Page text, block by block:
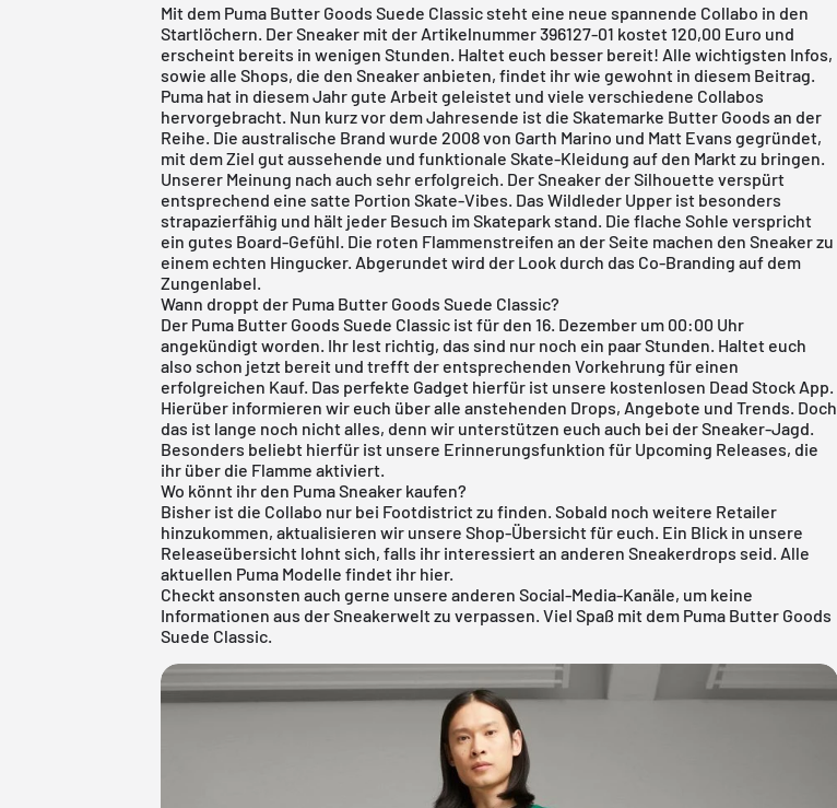
Mit dem Puma Butter Goods Suede Classic steht eine neue spannende Collabo in den
Startlöchern. Der Sneaker mit der Artikelnummer 396127-01 kostet 120,00 Euro und
erscheint bereits in wenigen Stunden. Haltet euch besser bereit! Alle wichtigsten Infos,
sowie alle Shops, die den Sneaker anbieten, findet ihr wie gewohnt in diesem Beitrag.
Puma hat in diesem Jahr gute Arbeit geleistet und viele verschiedene Collabos
hervorgebracht. Nun kurz vor dem Jahresende ist die Skatemarke Butter Goods an der
Reihe. Die australische Brand wurde 2008 von Garth Marino und Matt Evans gegründet,
mit dem Ziel gut aussehende und funktionale Skate-Kleidung auf den Markt zu bringen.
Unserer Meinung nach auch sehr erfolgreich. Der Sneaker der Silhouette verspürt
entsprechend eine satte Portion Skate-Vibes. Das Wildleder Upper ist besonders
strapazierfähig und hält jeder Besuch im Skatepark stand. Die flache Sohle verspricht
ein gutes Board-Gefühl. Die roten Flammenstreifen an der Seite machen den Sneaker zu
einem echten Hingucker. Abgerundet wird der Look durch das Co-Branding auf dem
Zungenlabel.
Wann droppt der Puma Butter Goods Suede Classic?
Der Puma Butter Goods Suede Classic ist für den 16. Dezember um 00:00 Uhr
angekündigt worden. Ihr lest richtig, das sind nur noch ein paar Stunden. Haltet euch
also schon jetzt bereit und trefft der entsprechenden Vorkehrung für einen
erfolgreichen Kauf. Das perfekte Gadget hierfür ist unsere kostenlosen Dead Stock App
Hierüber informieren wir euch über alle anstehenden Drops, Angebote und Trends. Doch
das ist lange noch nicht alles, denn wir unterstützen euch auch bei der Sneaker-Jagd.
Besonders beliebt hierfür ist unsere Erinnerungsfunktion für Upcoming Releases, die
ihr über die Flamme aktiviert.
Wo könnt ihr den Puma Sneaker kaufen?
Bisher ist die Collabo nur bei Footdistrict zu finden. Sobald noch weitere Retailer
hinzukommen, aktualisieren wir unsere Shop-Übersicht für euch. Ein Blick in unsere
Releaseübersicht lohnt sich, falls ihr interessiert an anderen Sneakerdrops seid. Alle
aktuellen Puma Modelle findet ihr hier.
Checkt ansonsten auch gerne unsere anderen Social-Media-Kanäle, um keine
Informationen aus der Sneakerwelt zu verpassen. Viel Spaß mit dem Puma Butter Goods
Suede Classic.